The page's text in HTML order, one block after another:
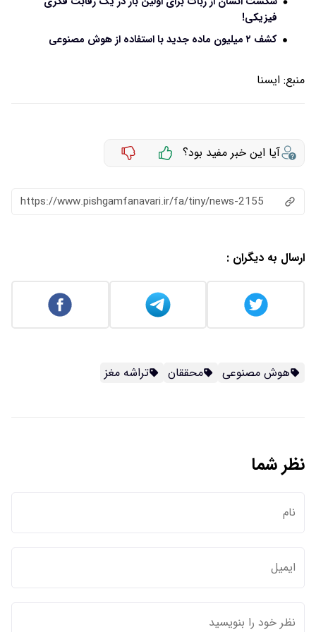
فیزیکی!
کشف ۲ میلیون ماده جدید با استفاده از هوش مصنوعی
منبع: ایسنا
آیا این خبر مفید بود؟
https://www.pishgamfanavari.ir/fa/tiny/news-2155
ارسال به دیگران :
هوش مصنوعی محققان تراشه مغز
نظر شما